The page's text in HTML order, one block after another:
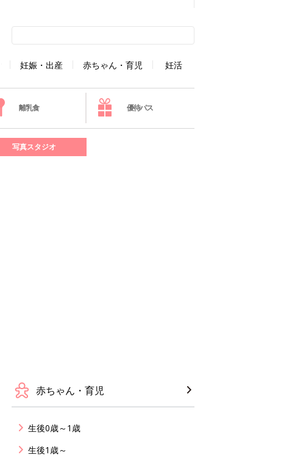
妊娠・出産 赤ちゃん・育児 妊活
離乳食 優待パス
写真スタジオ
赤ちゃん・育児
生後0歳～1歳
生後1歳～